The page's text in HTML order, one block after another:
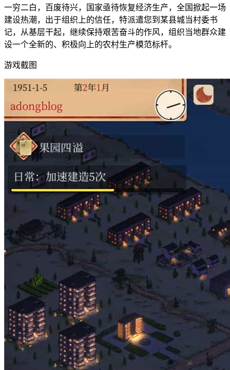
一穷二白，百废待兴，国家亟待恢复经济生产，全国掀起一场
建设热潮，出于组织上的信任，特派遣您到某县城当村委书
记，从基层干起，继续保持艰苦奋斗的作风，组织当地群众建
设一个全新的、积极向上的农村生产模范标杆。
游戏截图